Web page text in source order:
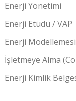
Enerji Yönetimi
Enerji Etüdü / VAP
Enerji Modellemesi
İşletmeye Alma
Enerji Kimlik